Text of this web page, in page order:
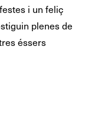
i un feliç
plenes de
éssers